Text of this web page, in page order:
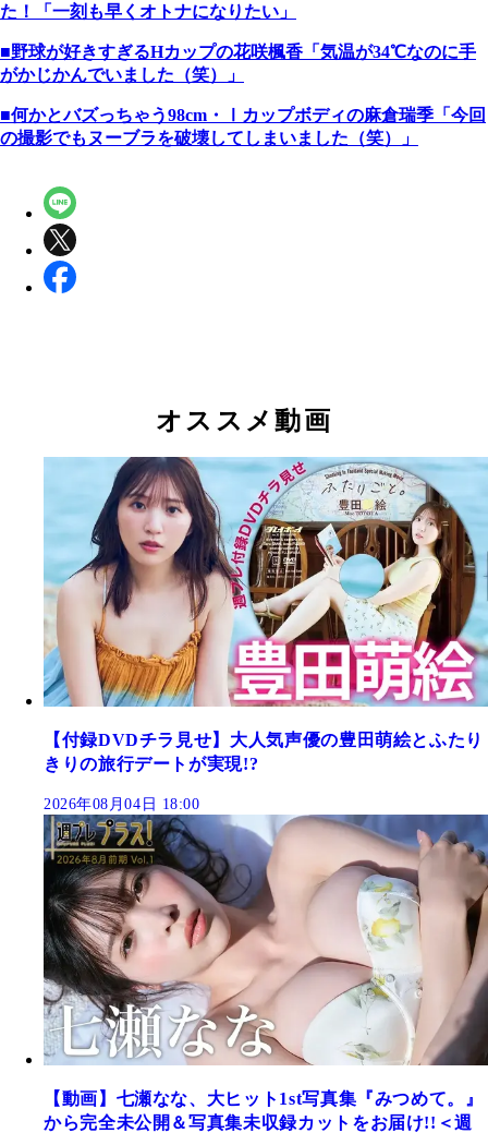
た！「一刻も早くオトナになりたい」
■野球が好きすぎるHカップの花咲楓香「気温が34℃なのに手
がかじかんでいました（笑）」
■何かとバズっちゃう98cm・Ⅰカップボディの麻倉瑞季「今回
の撮影でもヌーブラを破壊してしまいました（笑）」
オススメ動画
【付録DVDチラ見せ】大人気声優の豊田萌絵とふたり
きりの旅行デートが実現!?
2026年08月04日 18:00
【動画】七瀬なな、大ヒット1st写真集『みつめて。』
から完全未公開＆写真集未収録カットをお届け!!＜週